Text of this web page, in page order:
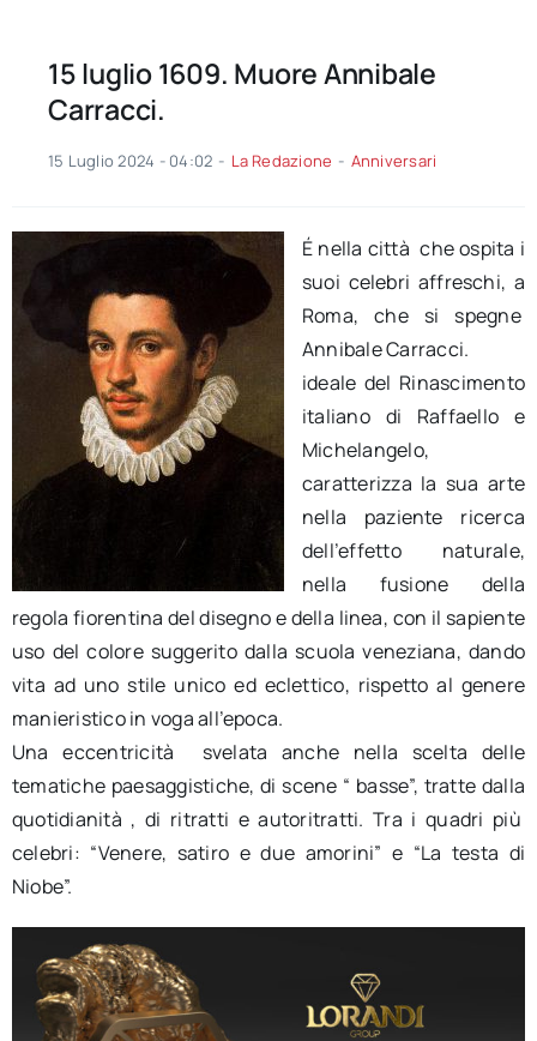
15 luglio 1609. Muore Annibale
Carracci.
15 Luglio 2024 - 04:02 - La Redazione - Anniversari
É nella città che ospita i
suoi celebri affreschi, a
Roma, che si spegne
Annibale Carracci.
ideale del Rinascimento
italiano di Raffaello e
Michelangelo,
caratterizza la sua arte
nella paziente ricerca
dell’effetto naturale,
nella fusione della
regola fiorentina del disegno e della linea, con il sapiente
uso del colore suggerito dalla scuola veneziana, dando
vita ad uno stile unico ed eclettico, rispetto al genere
manieristico in voga all’epoca.
Una eccentricità svelata anche nella scelta delle
tematiche paesaggistiche, di scene “ basse”, tratte dalla
quotidianità , di ritratti e autoritratti. Tra i quadri più
celebri: “Venere, satiro e due amorini” e “La testa di
Niobe”.